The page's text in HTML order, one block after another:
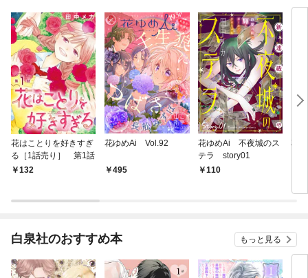
花はことりを好きすぎ
る［1話売り］ 第1話
132
花ゆめAi Vol.92
495
花ゆめAi 不夜城のス
テラ story01
110
花
白泉社のおすすめ本 もっと見る